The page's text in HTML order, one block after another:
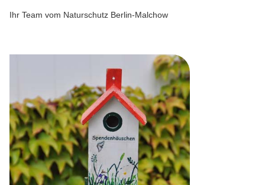
Ihr Team vom Naturschutz Berlin-Malchow